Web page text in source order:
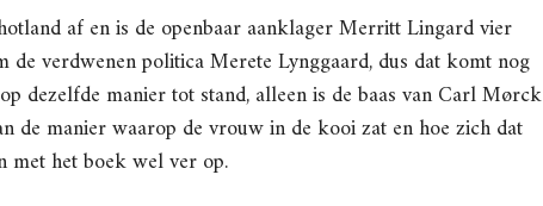
af en is de openbaar aanklager Merritt Lingard vier
verdwenen politica Merete Lynggaard, dus dat komt nog
dezelfde manier tot stand, alleen is de baas van Carl Mørck
de manier waarop de vrouw in de kooi zat en hoe zich dat
met het boek wel ver op.